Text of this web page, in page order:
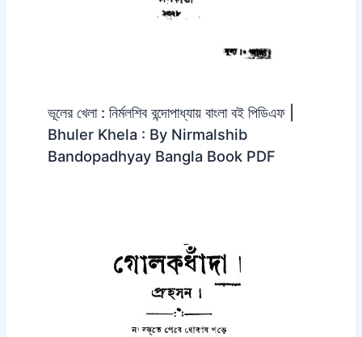
ভূলের খেলা : নির্মলশিব বন্দোপাধ্যায় বাংলা বই পিডিএফ |
Bhuler Khela : By Nirmalshib
Bandopadhyay Bangla Book PDF